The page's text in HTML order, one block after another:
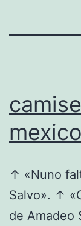
↑ «Nuno
Salvo». ↑
de Amadeo